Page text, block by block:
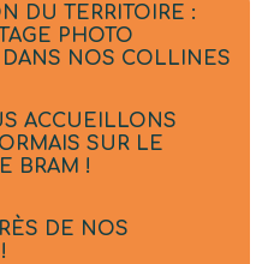
DU TERRITOIRE :
PHOTO
NOS COLLINES
ACCUEILLONS
SUR LE
BRAM !
DE NOS